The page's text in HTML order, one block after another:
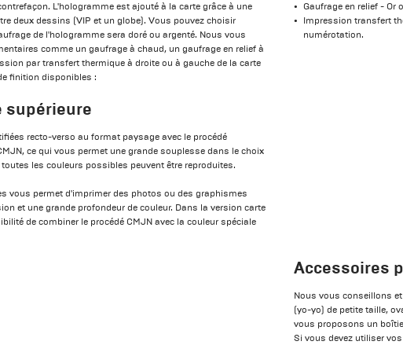
L'hologramme est ajouté à la carte grâce à une
deux dessins (VIP et un globe). Vous pouvez choisir
de l'hologramme sera doré ou argenté. Nous vous
comme un gaufrage à chaud, un gaufrage en relief à
par transfert thermique à droite ou à gauche de la carte
finition disponibles :
Gaufrage en relief - Or
Impression transfert
numérotation.
supérieure
recto-verso au format paysage avec le procédé
ce qui vous permet une grande souplesse dans le choix
les couleurs possibles peuvent être reproduites.
vous permet d'imprimer des photos ou des graphismes
et une grande profondeur de couleur. Dans la version carte
de combiner le procédé CMJN avec la couleur spéciale
Accessoires
Nous vous conseillons
(yo-yo) de petite taille,
vous proposons un
Si vous devez utiliser